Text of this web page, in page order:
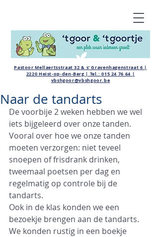
Pastoor Mellaertsstraat 32 & s' Gravenhagenstraat 6 |
2220 Heist-op-den-Berg | Tel.:015 24 76 64 |
vbshgoor@vbshgoor.be
Naar de tandarts
De voorbije 2 weken hebben we wel
iets bijgeleerd over onze tanden.
Vooral over hoe we onze tanden
moeten verzorgen: niet teveel
snoepen of frisdrank drinken,
tweemaal poetsen per dag en
regelmatig op controle bij de
tandarts.
Ook in de klas konden we een
bezoekje brengen aan de tandarts.
We konden rustig in een boekje